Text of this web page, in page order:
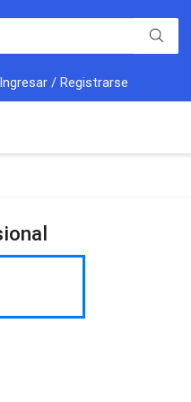
Ingresar / Registrarse